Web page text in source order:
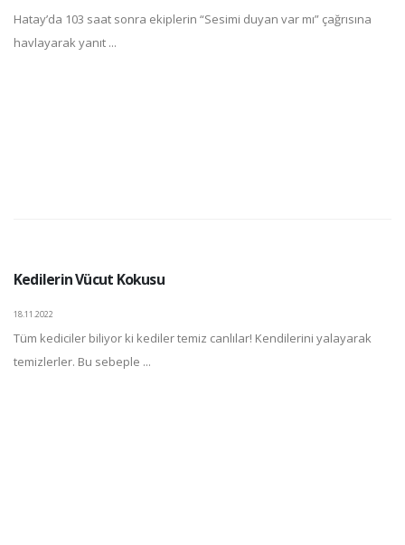
Hatay’da 103 saat sonra ekiplerin “Sesimi duyan var mı” çağrısına
havlayarak yanıt ...
Kedilerin Vücut Kokusu
18.11.2022
Tüm kediciler biliyor ki kediler temiz canlılar! Kendilerini yalayarak
temizlerler. Bu sebeple ...